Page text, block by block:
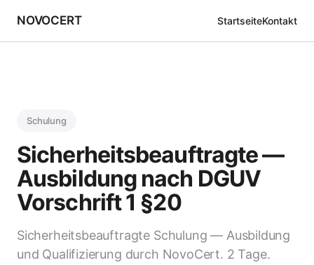
NOVOCERT StartseiteKontakt
Schulung
Sicherheitsbeauftragte —
Ausbildung nach DGUV
Vorschrift 1 §20
Sicherheitsbeauftragte Schulung — Ausbildung
und Qualifizierung durch NovoCert. 2 Tage.